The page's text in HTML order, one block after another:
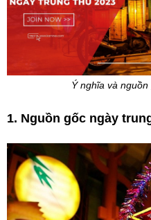
Ý nghĩa và
1. Nguồn gốc ngày